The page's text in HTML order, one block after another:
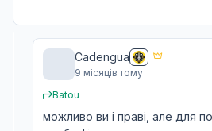
Cadengua
9 місяців тому
Batou
можливо ви і праві, але для